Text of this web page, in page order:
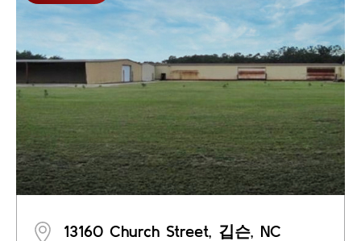
13160 Church Street, 깁슨, NC